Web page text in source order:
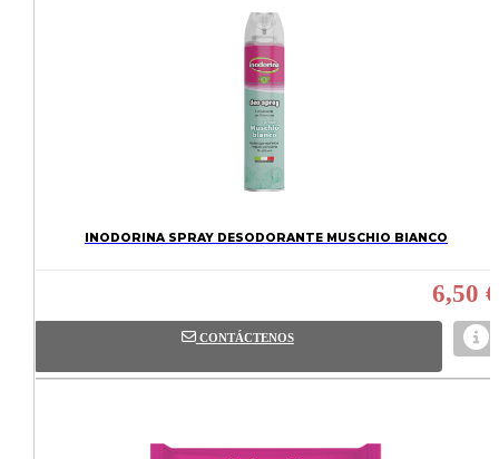
INODORINA SPRAY DESODORANTE MUSCHIO BIANCO
6,50 €
CONTÁCTENOS